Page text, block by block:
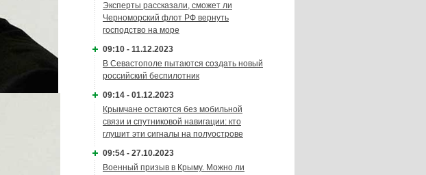
Эксперты рассказали, сможет ли
Черноморский флот РФ вернуть
господство на море
09:10 - 11.12.2023
В Севастополе пытаются создать новый
российский беспилотник
09:14 - 01.12.2023
Крымчане остаются без мобильной
связи и спутниковой навигации: кто
глушит эти сигналы на полуострове
09:54 - 27.10.2023
Военный призыв в Крыму. Можно ли